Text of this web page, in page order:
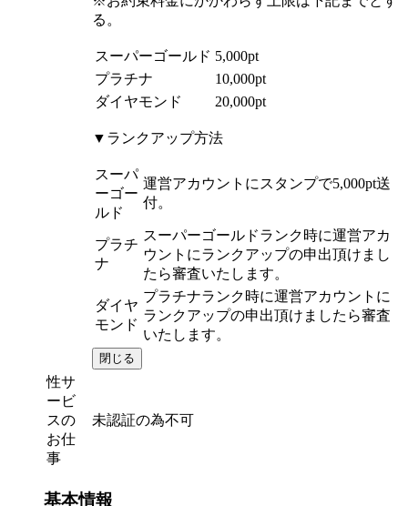
る。
スーパーゴールド 5,000pt
プラチナ
10,000pt
ダイヤモンド
20,000pt
▼ランクアップ方法
スーパ
ーゴー
ルド
運営アカウントにスタンプで5,000pt送
付。
プラチ
ナ
スーパーゴールドランク時に運営アカ
ウントにランクアップの申出頂けまし
たら審査いたします。
ダイヤ
モンド
プラチナランク時に運営アカウントに
ランクアップの申出頂けましたら審査
いたします。
閉じる
性サ
ービ
スの
お仕
事
未認証の為不可
基本情報